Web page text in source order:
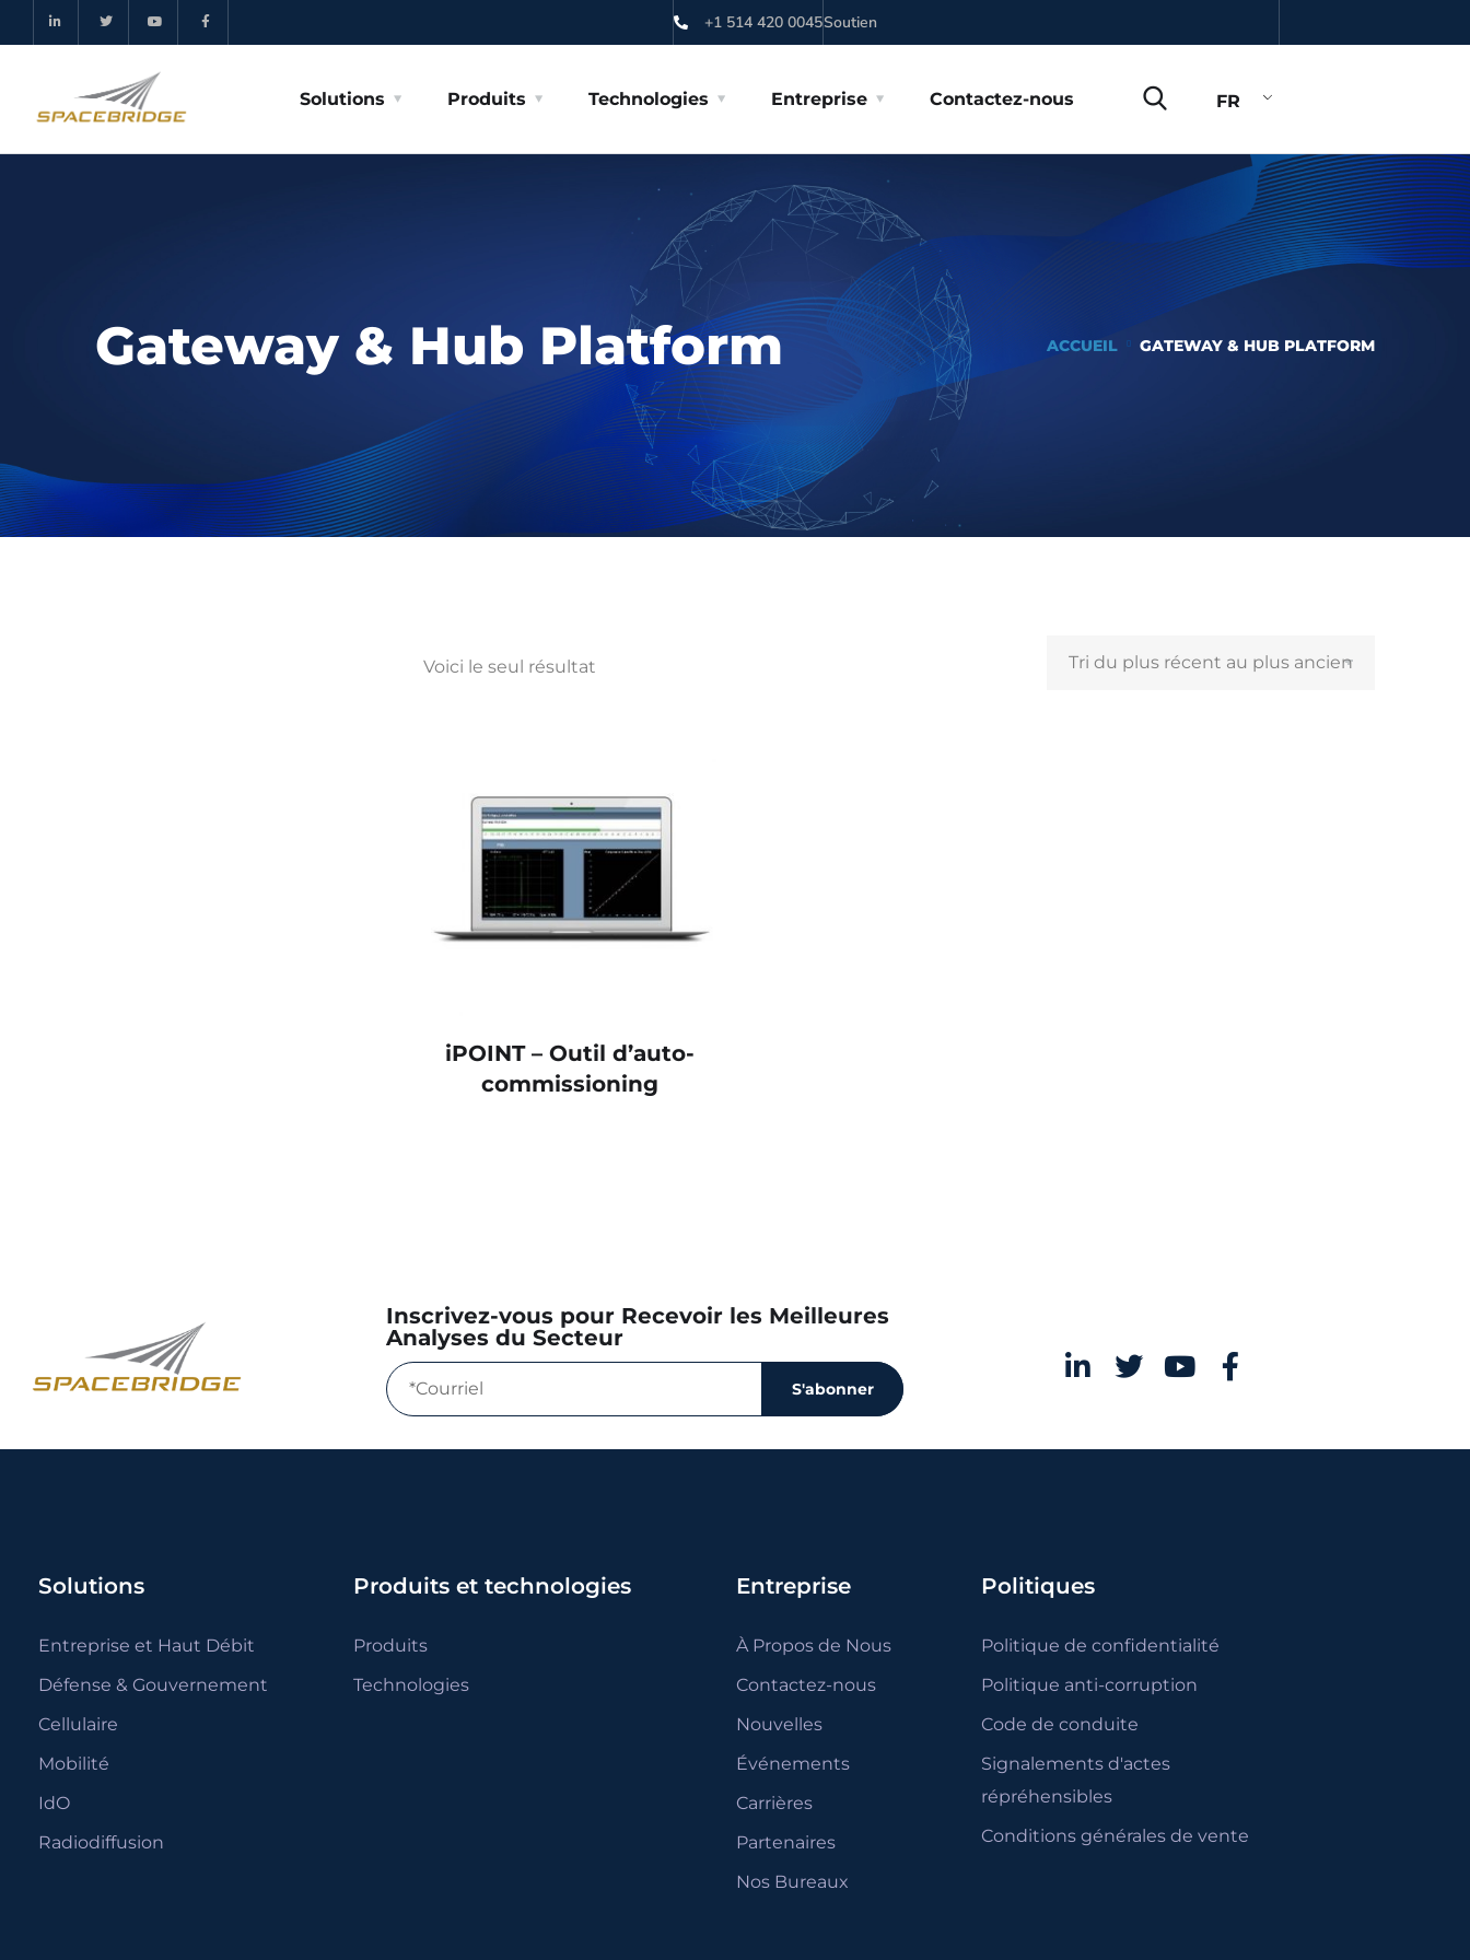
+1 514 420 0045Soutien
Solutions Produits Technologies Entreprise Contactez-nous FR
Gateway & Hub Platform ACCUEIL GATEWAY & HUB PLATFORM
Voici le seul résultat
iPOINT – Outil d’auto-
commissioning
Inscrivez-vous pour Recevoir les Meilleures
Analyses du Secteur
S'abonner
Solutions
Entreprise et Haut Débit
Défense & Gouvernement
Cellulaire
Mobilité
IdO
Radiodiffusion
Produits et technologies
Produits
Technologies
Entreprise
À Propos de Nous
Contactez-nous
Nouvelles
Événements
Carrières
Partenaires
Nos Bureaux
Politiques
Politique de confidentialité
Politique anti-corruption
Code de conduite
Signalements d'actes
répréhensibles
Conditions générales de vente